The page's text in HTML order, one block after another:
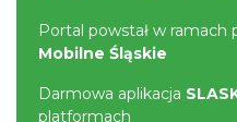
Portal powstał w ramach
Mobilne Śląskie
Darmowa aplikacja
platformach